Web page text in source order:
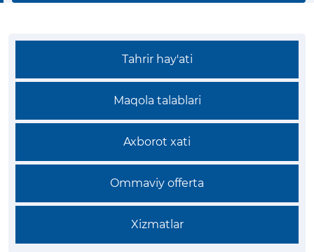
Tahrir hay'ati
Maqola talablari
Axborot xati
Ommaviy offerta
Xizmatlar